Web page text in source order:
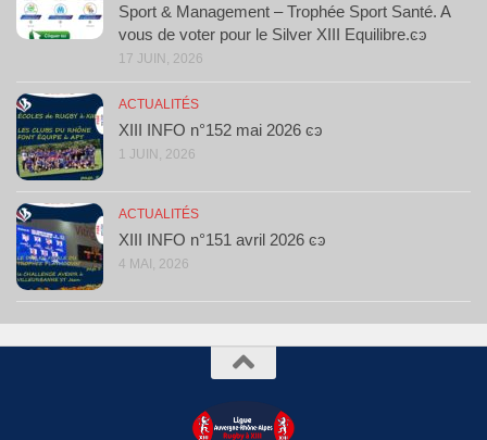
Sport & Management – Trophée Sport Santé. A
vous de voter pour le Silver XIII Equilibre.ͼͽ
17 JUIN, 2026
ACTUALITÉS
XIII INFO n°152 mai 2026 ͼͽ
1 JUIN, 2026
ACTUALITÉS
XIII INFO n°151 avril 2026 ͼͽ
4 MAI, 2026